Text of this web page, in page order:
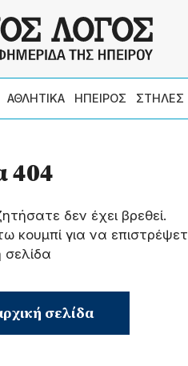
ΑΘΛΗΤΙΚΑ ΗΠΕΙΡΟΣ ΣΤΗΛΕΣ
404
δεν έχει βρεθεί.
για να
σελίδα
σελίδα